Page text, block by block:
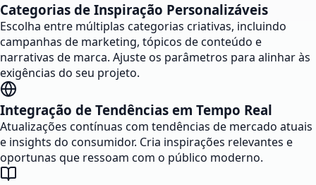
Categorias de Inspiração Personalizáveis
Escolha entre múltiplas categorias criativas, incluindo
campanhas de marketing, tópicos de conteúdo e
narrativas de marca. Ajuste os parâmetros para alinhar às
exigências do seu projeto.
Integração de Tendências em Tempo Real
Atualizações contínuas com tendências de mercado atuais
e insights do consumidor. Cria inspirações relevantes e
oportunas que ressoam com o público moderno.